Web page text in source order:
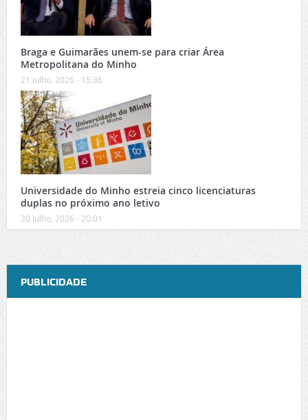
Braga e Guimarães unem-se para criar Área
Metropolitana do Minho
21 Julho, 2026 - 15:36
Universidade do Minho estreia cinco licenciaturas
duplas no próximo ano letivo
20 Julho, 2026 - 20:01
PUBLICIDADE